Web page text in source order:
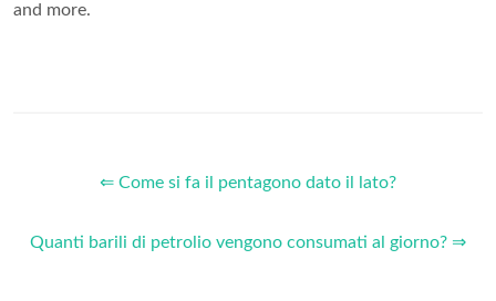
and more.
⇐ Come si fa il pentagono dato il lato?
Quanti barili di petrolio vengono consumati al giorno? ⇒